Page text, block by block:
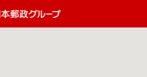
郵便局・日本郵政グループ